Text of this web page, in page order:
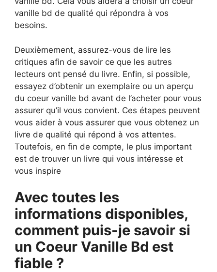
vanille bd de qualité qui répondra à vos
besoins.
Deuxièmement, assurez-vous de lire les
critiques afin de savoir ce que les autres
lecteurs ont pensé du livre. Enfin, si possible,
essayez d’obtenir un exemplaire ou un aperçu
du coeur vanille bd avant de l’acheter pour vous
assurer qu’il vous convient. Ces étapes peuvent
vous aider à vous assurer que vous obtenez un
livre de qualité qui répond à vos attentes.
Toutefois, en fin de compte, le plus important
est de trouver un livre qui vous intéresse et
vous inspire
Avec toutes les
informations disponibles,
comment puis-je savoir si
un Coeur Vanille Bd est
fiable ?